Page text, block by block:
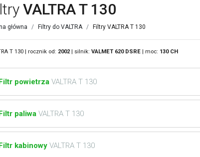
VALTRA T 130
główna Filtry do VALTRA Filtry VALTRA T 130
T 130 | rocznik od: 2002 | silnik: VALMET 620 DSRE | moc: 130 CH
Filtr powietrza VALTRA T 130
Filtr paliwa VALTRA T 130
Filtr kabinowy VALTRA T 130